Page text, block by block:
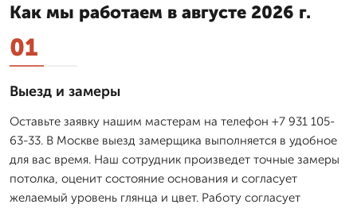
Как мы работаем в августе 2026 г.
01
Выезд и замеры
Оставьте заявку нашим мастерам на телефон +7 931 105-
63-33. В Москве выезд замерщика выполняется в удобное
для вас время. Наш сотрудник произведет точные замеры
потолка, оценит состояние основания и согласует
желаемый уровень глянца и цвет. Работу согласует